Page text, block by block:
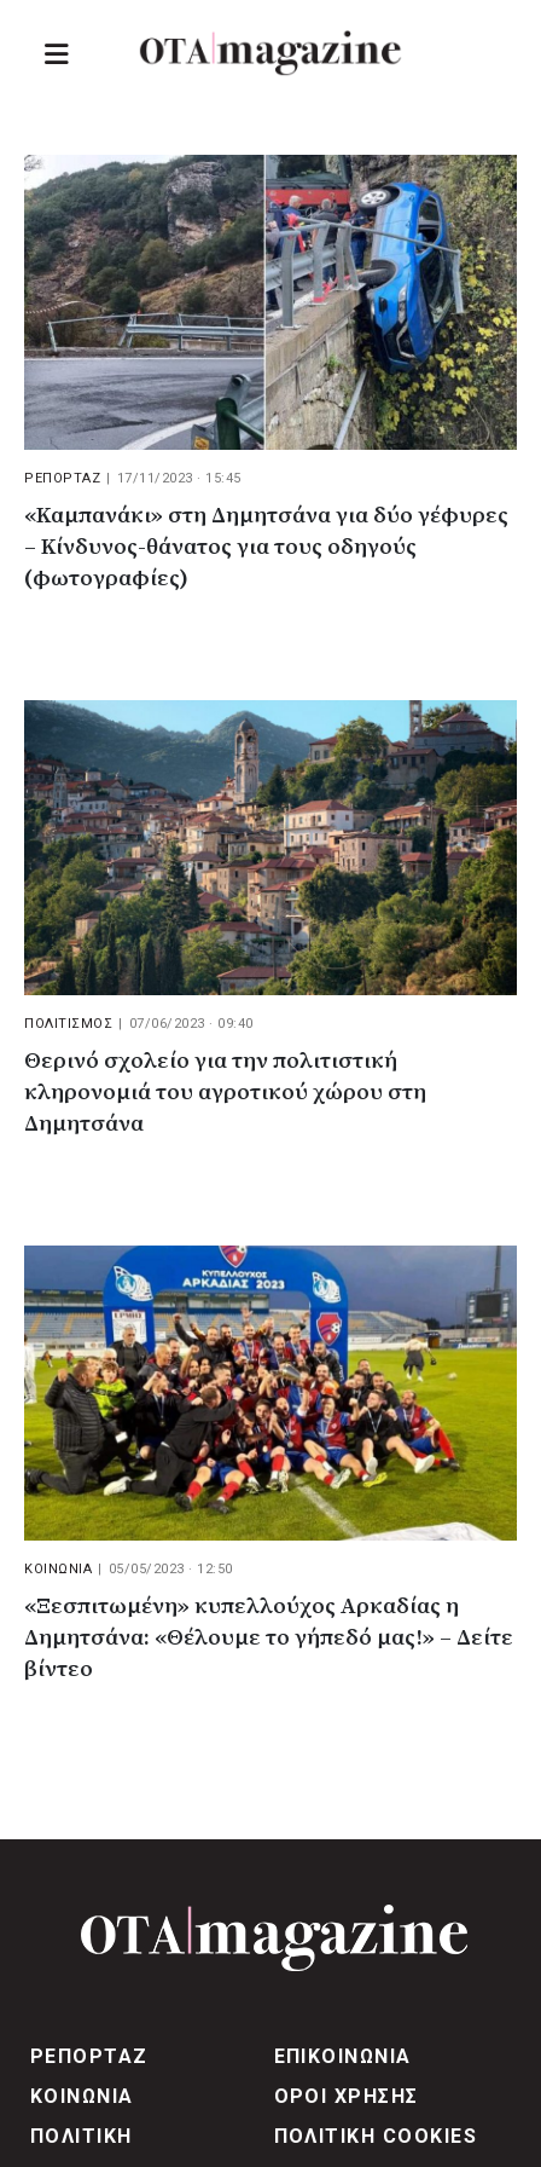
ΡΕΠΟΡΤΑΖ 17/11/2023 · 15:45
«Καμπανάκι» στη Δημητσάνα για δύο γέφυρες
– Κίνδυνος-θάνατος για τους οδηγούς
(φωτογραφίες)
ΠΟΛΙΤΙΣΜΟΣ 07/06/2023 · 09:40
Θερινό σχολείο για την πολιτιστική
κληρονομιά του αγροτικού χώρου στη
Δημητσάνα
ΚΟΙΝΩΝΙΑ 05/05/2023 · 12:50
«Ξεσπιτωμένη» κυπελλούχος Αρκαδίας η
Δημητσάνα: «Θέλουμε το γήπεδό μας!» – Δείτε
βίντεο
ΡΕΠΟΡΤΑΖ
ΚΟΙΝΩΝΙΑ
ΠΟΛΙΤΙΚΗ
ΕΠΙΚΟΙΝΩΝΙΑ
ΟΡΟΙ ΧΡΗΣΗΣ
ΠΟΛΙΤΙΚΗ COOKIES